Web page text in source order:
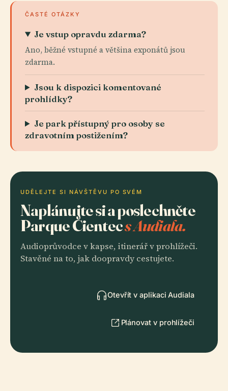
ČASTÉ OTÁZKY
Je vstup opravdu zdarma?
Ano, běžné vstupné a většina exponátů jsou
zdarma.
Jsou k dispozici komentované
prohlídky?
Je park přístupný pro osoby se
zdravotním postižením?
UDĚLEJTE SI NÁVŠTĚVU PO SVÉM
Naplánujte si a poslechněte
Parque Cientecs Audiala.
Audioprůvodce v kapse, itinerář v prohlížeči.
Stavěné na to, jak doopravdy cestujete.
Otevřít v aplikaci Audiala
Plánovat v prohlížeči